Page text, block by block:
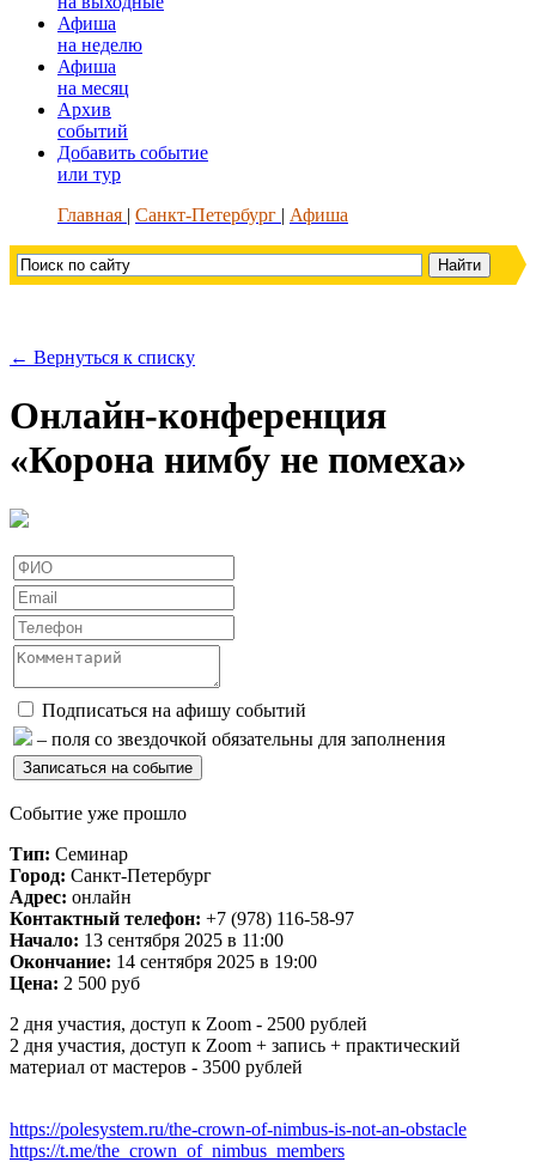
Афиша
на неделю
Афиша
на месяц
Архив
событий
Добавить событие
или тур
Главная
Санкт-Петербург Афиша
← Вернуться к списку
Онлайн-конференция
«Корона нимбу не помеха»
Подписаться на афишу событий
– поля со звездочкой обязательны для заполнения
Событие уже прошло
Тип: Семинар
Город: Санкт-Петербург
Адрес: онлайн
Контактный телефон: +7 (978) 116-58-97
Начало: 13 сентября 2025 в 11:00
Окончание: 14 сентября 2025 в 19:00
Цена: 2 500 руб
2 дня участия, доступ к Zoom - 2500 рублей
2 дня участия, доступ к Zoom + запись + практический
материал от мастеров - 3500 рублей
https://polesystem.ru/the-crown-of-nimbus-is-not-an-obstacle
https://t.me/the_crown_of_nimbus_members